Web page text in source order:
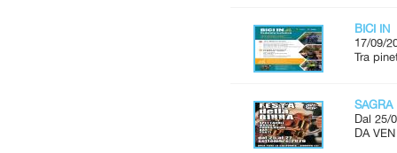
BICI IN
17/09/
Tra
SAGRA
Dal 25/
DA